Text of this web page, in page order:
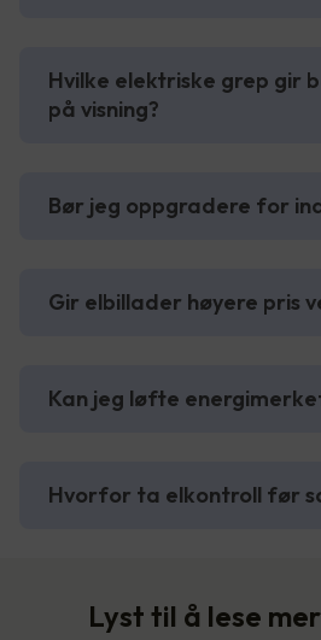
Hvilke elektriske grep gir
på visning?
Bør jeg oppgradere for
Gir elbillader høyere pris
Kan jeg løfte
Hvorfor ta elkontroll før
Lyst til å lese